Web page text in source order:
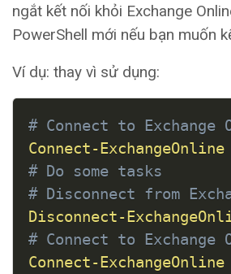
ngắt kết nối khỏi Exchange
PowerShell mới nếu bạn muốn
Ví dụ: thay vì sử dụng:
# Connect to Exchange
Connect-ExchangeOnline
# Do some tasks
# Disconnect from
Disconnect-
# Connect to Exchange
Connect-ExchangeOnline